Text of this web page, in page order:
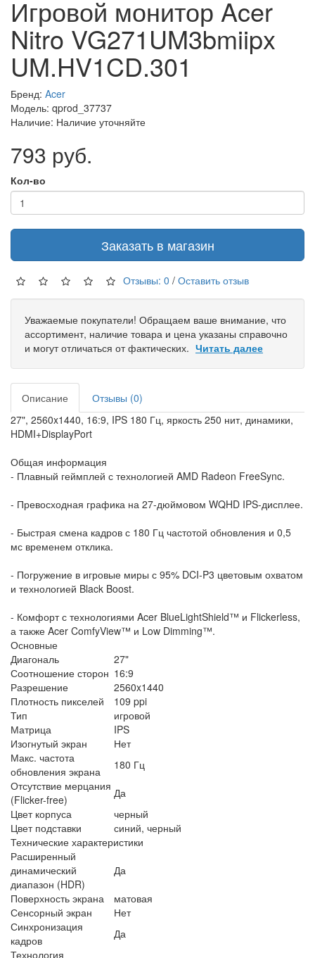
Игровой монитор Acer
Nitro VG271UM3bmiipx
UM.HV1CD.301
Бренд: Acer
Модель: qprod_37737
Наличие: Наличие уточняйте
793 руб.
Кол-во
Заказать в магазин
Отзывы: 0 / Оставить отзыв
Уважаемые покупатели! Обращаем ваше внимание, что
ассортимент, наличие товара и цена указаны справочно
и могут отличаться от фактических. Читать далее
Описание
Отзывы (0)
27", 2560x1440, 16:9, IPS 180 Гц, яркость 250 нит, динамики,
HDMI+DisplayPort
Общая информация
- Плавный геймплей с технологией AMD Radeon FreeSync.
- Превосходная графика на 27-дюймовом WQHD IPS-дисплее.
- Быстрая смена кадров с 180 Гц частотой обновления и 0,5
мс временем отклика.
- Погружение в игровые миры с 95% DCI-P3 цветовым охватом
и технологией Black Boost.
- Комфорт с технологиями Acer BlueLightShield™ и Flickerless,
а также Acer ComfyView™ и Low Dimming™.
Основные
Диагональ
27"
Соотношение сторон 16:9
Разрешение
2560x1440
Плотность пикселей
109 ppi
Тип
игровой
Матрица
IPS
Изогнутый экран
Нет
Макс. частота
обновления экрана
180 Гц
Отсутствие мерцания
(Flicker-free)
Да
Цвет корпуса
черный
Цвет подставки
синий, черный
Технические характеристики
Расширенный
динамический
диапазон (HDR)
Да
Поверхность экрана
матовая
Сенсорный экран
Нет
Синхронизация
кадров
Да
Технология